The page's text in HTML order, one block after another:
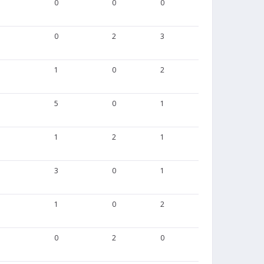
0 0 0
0 2 3
1 0 2
5 0 1
1 2 1
3 0 1
1 0 2
0 2 0